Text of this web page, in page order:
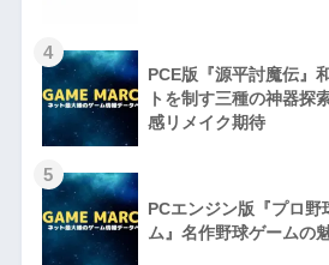
4
PCE版『源平討魔伝』
トを制す三種の神器探
感リメイク期待
5
PCエンジン版『プロ野
ム』名作野球ゲームの